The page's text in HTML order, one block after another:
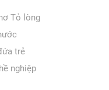
Tỏ lòng
trẻ
nghiệp